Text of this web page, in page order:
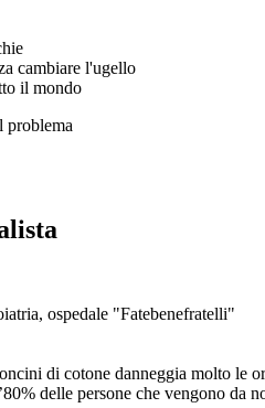
cambiare l'ugello
il mondo
problema
ospedale "Fatebenefratelli"
di cotone danneggia molto le
delle persone che vengono da